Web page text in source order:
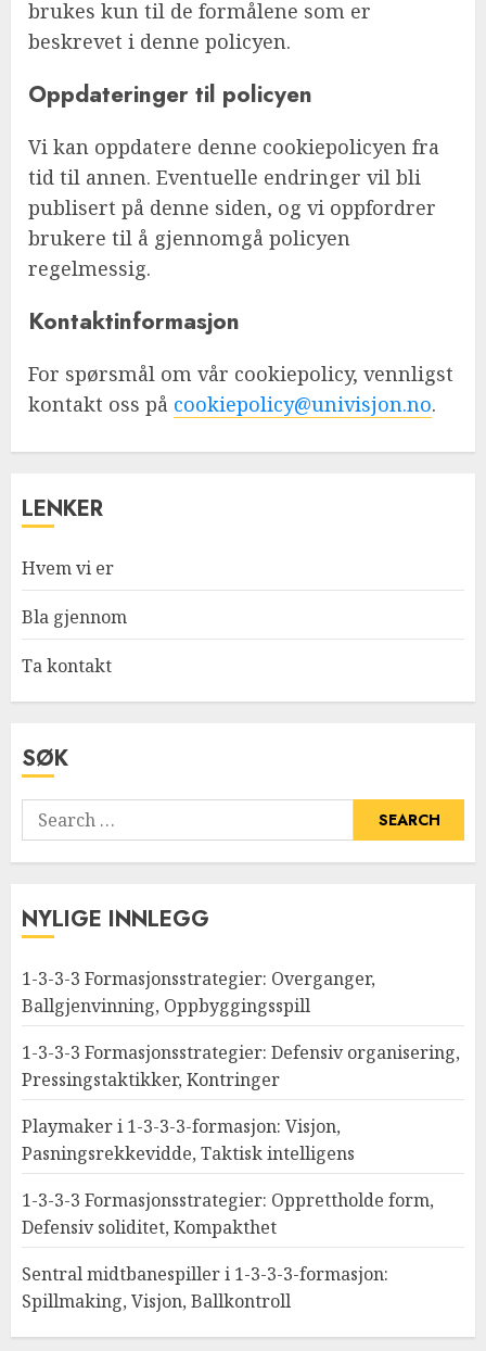
brukes kun til de formålene som er
beskrevet i denne policyen.
Oppdateringer til policyen
Vi kan oppdatere denne cookiepolicyen fra
tid til annen. Eventuelle endringer vil bli
publisert på denne siden, og vi oppfordrer
brukere til å gjennomgå policyen
regelmessig.
Kontaktinformasjon
For spørsmål om vår cookiepolicy, vennligst
kontakt oss på cookiepolicy@univisjon.no.
LENKER
Hvem vi er
Bla gjennom
Ta kontakt
SØK
Search
for:
NYLIGE INNLEGG
1-3-3-3 Formasjonsstrategier: Overganger,
Ballgjenvinning, Oppbyggingsspill
1-3-3-3 Formasjonsstrategier: Defensiv organisering,
Pressingstaktikker, Kontringer
Playmaker i 1-3-3-3-formasjon: Visjon,
Pasningsrekkevidde, Taktisk intelligens
1-3-3-3 Formasjonsstrategier: Opprettholde form,
Defensiv soliditet, Kompakthet
Sentral midtbanespiller i 1-3-3-3-formasjon:
Spillmaking, Visjon, Ballkontroll